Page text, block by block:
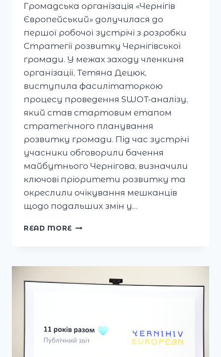
Громадська організація «Чернігів
Європейський» долучилася до
першої робочої зустрічі з розробки
Стратегії розвитку Чернігівської
громади. У межах заходу членкиня
організації, Тетяна Децюк,
виступила фасилітаторкою
процесу проведення SWOT-аналізу,
який став стартовим етапом
стратегічного планування
розвитку громади. Під час зустрічі
учасники обговорили бачення
майбутнього Чернігова, визначили
ключові пріоритети розвитку та
окреслили очікування мешканців
щодо подальших змін у…
READ MORE ГО
ДО
ПРОЦЕСУ
РОЗРОБКИ
ГРОМАДИ